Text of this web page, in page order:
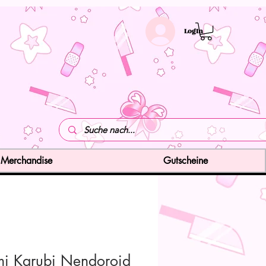
LogIn
Karubi Nendoroid
Merchandise Gutscheine